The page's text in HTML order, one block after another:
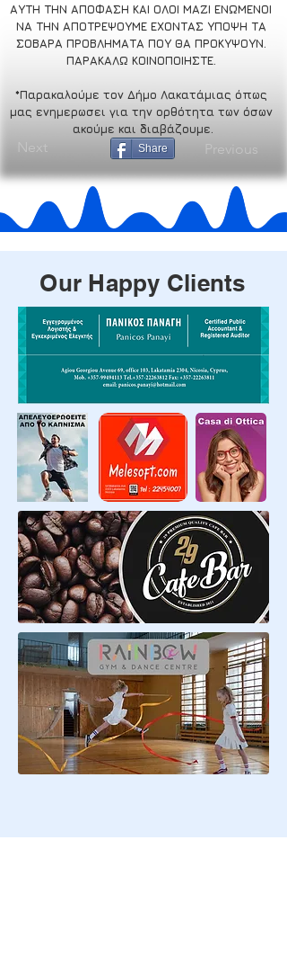
ΑΥΤΗ ΤΗΝ ΑΠΟΦΑΣΗ ΚΑΙ ΟΛΟΙ ΜΑΖΙ ΕΝΩΜΕΝΟΙ
ΝΑ ΤΗΝ ΑΠΟΤΡΕΨΟΥΜΕ ΕΧΟΝΤΑΣ ΥΠΟΨΗ ΤΑ
ΣΟΒΑΡΑ ΠΡΟΒΛΗΜΑΤΑ ΠΟΥ ΘΑ ΠΡΟΚΥΨΟΥΝ.
ΠΑΡΑΚΑΛΩ ΚΟΙΝΟΠΟΙΗΣΤΕ.
*Παρακαλούμε τον Δήμο Λακατάμιας όπως
μας ενημερωσει για την ορθότητα των όσων
ακούμε και διαβάζουμε.
Next Share Previous
Our Happy Clients